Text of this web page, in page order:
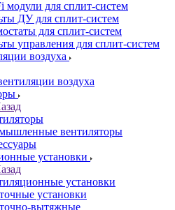
модули для сплит-систем
ДУ для сплит-систем
для сплит-систем
управления для сплит-систем
воздуха
воздуха
вентиляторы
установки
установки
установки
вытяжные